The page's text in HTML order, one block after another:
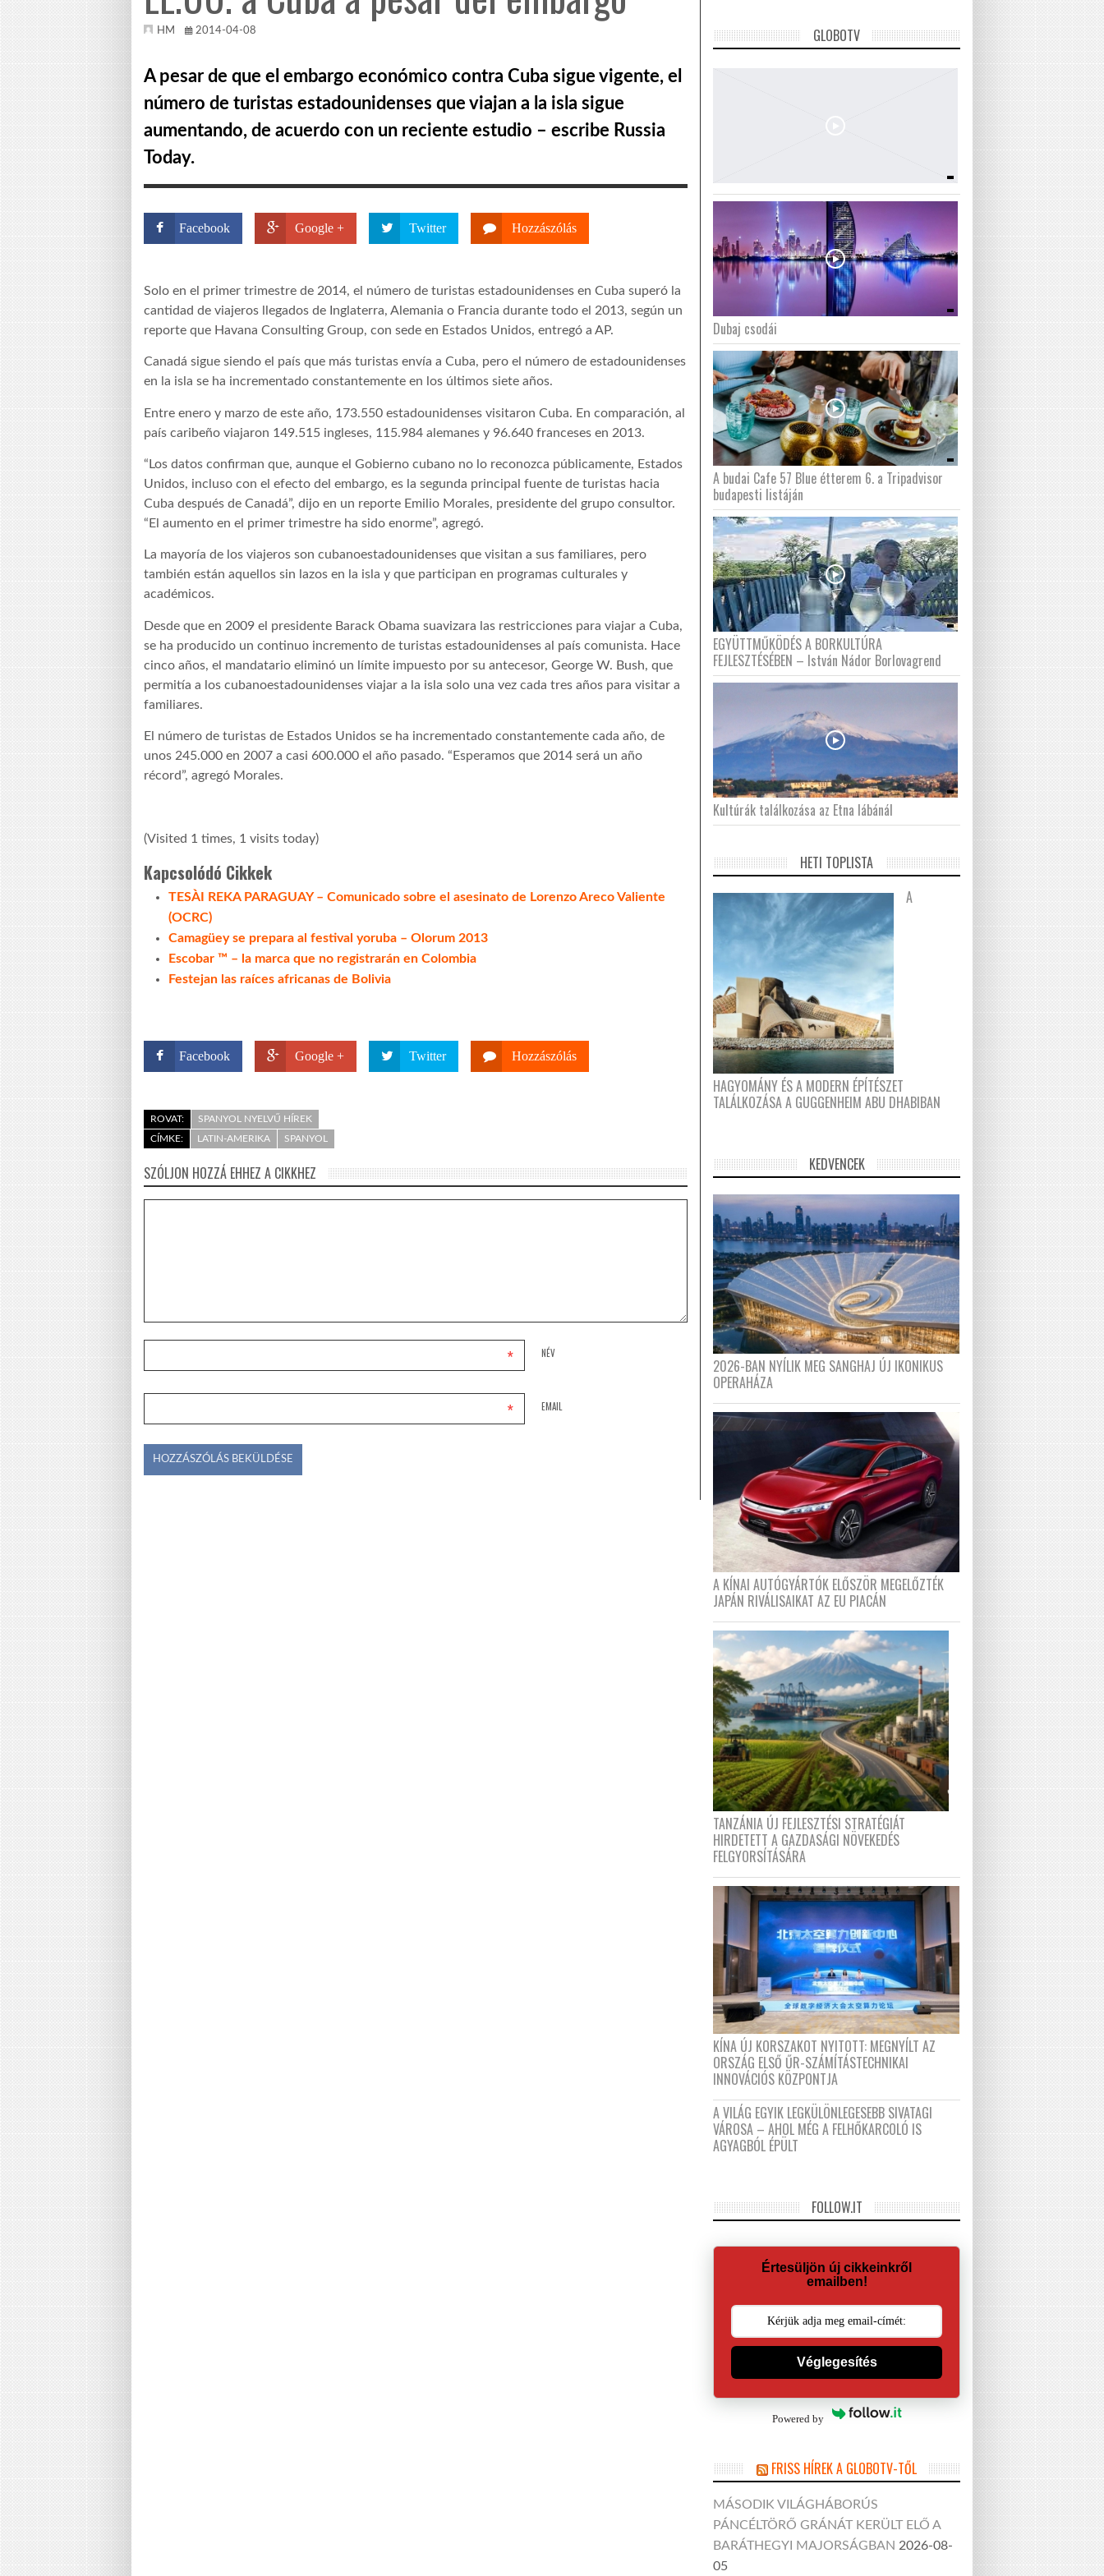
HM 2014-04-08
A pesar de que el embargo económico contra Cuba sigue vigente, el
número de turistas estadounidenses que viajan a la isla sigue
aumentando, de acuerdo con un reciente estudio – escribe Russia
Today.
Facebook Google + Twitter Hozzászólás
Solo en el primer trimestre de 2014, el número de turistas estadounidenses en Cuba superó la
cantidad de viajeros llegados de Inglaterra, Alemania o Francia durante todo el 2013, según un
reporte que Havana Consulting Group, con sede en Estados Unidos, entregó a AP.
Canadá sigue siendo el país que más turistas envía a Cuba, pero el número de estadounidenses
en la isla se ha incrementado constantemente en los últimos siete años.
Entre enero y marzo de este año, 173.550 estadounidenses visitaron Cuba. En comparación, al
país caribeño viajaron 149.515 ingleses, 115.984 alemanes y 96.640 franceses en 2013.
“Los datos confirman que, aunque el Gobierno cubano no lo reconozca públicamente, Estados
Unidos, incluso con el efecto del embargo, es la segunda principal fuente de turistas hacia
Cuba después de Canadá”, dijo en un reporte Emilio Morales, presidente del grupo consultor.
“El aumento en el primer trimestre ha sido enorme”, agregó.
La mayoría de los viajeros son cubanoestadounidenses que visitan a sus familiares, pero
también están aquellos sin lazos en la isla y que participan en programas culturales y
académicos.
Desde que en 2009 el presidente Barack Obama suavizara las restricciones para viajar a Cuba,
se ha producido un continuo incremento de turistas estadounidenses al país comunista. Hace
cinco años, el mandatario eliminó un límite impuesto por su antecesor, George W. Bush, que
permitía a los cubanoestadounidenses viajar a la isla solo una vez cada tres años para visitar a
familiares.
El número de turistas de Estados Unidos se ha incrementado constantemente cada año, de
unos 245.000 en 2007 a casi 600.000 el año pasado. “Esperamos que 2014 será un año
récord”, agregó Morales.
(Visited 1 times, 1 visits today)
Kapcsolódó Cikkek
TESÀI REKA PARAGUAY – Comunicado sobre el asesinato de Lorenzo Areco Valiente
(OCRC)
Camagüey se prepara al festival yoruba – Olorum 2013
Escobar ™ – la marca que no registrarán en Colombia
Festejan las raíces africanas de Bolivia
Facebook Google + Twitter Hozzászólás
ROVAT:
SPANYOL NYELVŰ HÍREK
CÍMKE:
LATIN-AMERIKA SPANYOL
SZÓLJON HOZZÁ EHHEZ A CIKKHEZ
NÉV
*
EMAIL
*
GLOBOTV
Dubaj csodái
A budai Cafe 57 Blue étterem 6. a Tripadvisor
budapesti listáján
EGYÜTTMŰKÖDÉS A BORKULTÚRA
FEJLESZTÉSÉBEN – István Nádor Borlovagrend
Kultúrák találkozása az Etna lábánál
HETI TOPLISTA
A
HAGYOMÁNY ÉS A MODERN ÉPÍTÉSZET
TALÁLKOZÁSA A GUGGENHEIM ABU DHABIBAN
KEDVENCEK
2026-BAN NYÍLIK MEG SANGHAJ ÚJ IKONIKUS
OPERAHÁZA
A KÍNAI AUTÓGYÁRTÓK ELŐSZÖR MEGELŐZTÉK
JAPÁN RIVÁLISAIKAT AZ EU PIACÁN
TANZÁNIA ÚJ FEJLESZTÉSI STRATÉGIÁT
HIRDETETT A GAZDASÁGI NÖVEKEDÉS
FELGYORSÍTÁSÁRA
KÍNA ÚJ KORSZAKOT NYITOTT: MEGNYÍLT AZ
ORSZÁG ELSŐ ŰR-SZÁMÍTÁSTECHNIKAI
INNOVÁCIÓS KÖZPONTJA
A VILÁG EGYIK LEGKÜLÖNLEGESEBB SIVATAGI
VÁROSA – AHOL MÉG A FELHŐKARCOLÓ IS
AGYAGBÓL ÉPÜLT
FOLLOW.IT
Értesüljön új cikkeinkről
emailben!
Véglegesítés
Powered by
FRISS HÍREK A GLOBOTV-TŐL
MÁSODIK VILÁGHÁBORÚS
PÁNCÉLTÖRŐ GRÁNÁT KERÜLT ELŐ A
BARÁTHEGYI MAJORSÁGBAN 2026-08-
05